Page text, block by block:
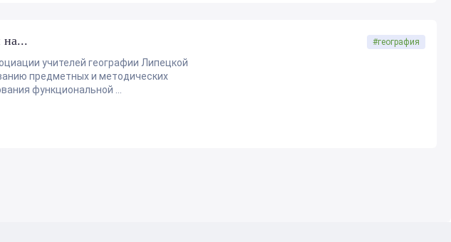
на...
учителей географии Липецкой
предметных и методических
функциональной ...
#география